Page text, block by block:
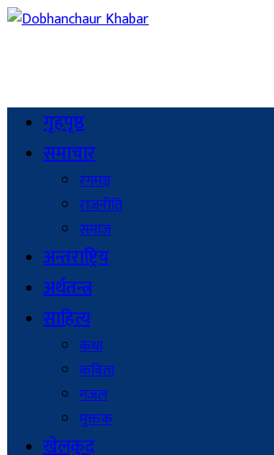
गृहपृष्ठ
समाचार
रंगमञ्च
राजनीति
समाज
अन्तराष्ट्रिय
अर्थतन्त्र
साहित्य
कथा
कविता
गजल
मुक्तक
खेलकुद